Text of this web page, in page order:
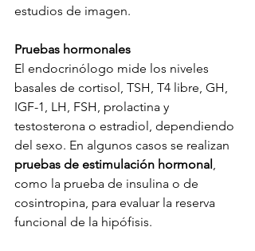
estudios de imagen.
Pruebas hormonales
El endocrinólogo mide los niveles
basales de cortisol, TSH, T4 libre, GH,
IGF-1, LH, FSH, prolactina y
testosterona o estradiol, dependiendo
del sexo. En algunos casos se realizan
pruebas de estimulación hormonal
como la prueba de insulina o de
cosintropina, para evaluar la reserva
funcional de la hipófisis.